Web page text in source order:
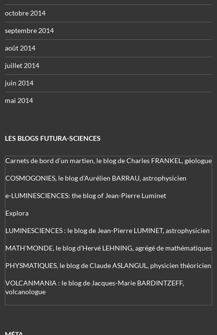
octobre 2014
septembre 2014
août 2014
juillet 2014
juin 2014
mai 2014
LES BLOGS FUTURA-SCIENCES
Carnets de bord d’un martien, le blog de Charles FRANKEL, géologue
COSMOGONIES, le blog d'Aurélien BARRAU, astrophysicien
e-LUMINESCIENCES: the blog of Jean-Pierre Luminet
Explora
LUMINESCIENCES : le blog de Jean-Pierre LUMINET, astrophysicien
MATH'MONDE, le blog d'Hervé LEHNING, agrégé de mathématiques
PHYSMATIQUES, le blog de Claude ASLANGUL, physicien théoricien
VOLCANMANIA : le blog de Jacques-Marie BARDINTZEFF,
volcanologue